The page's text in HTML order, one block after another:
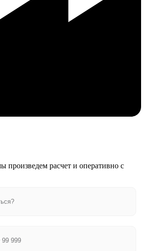
произведем расчет и оперативно с